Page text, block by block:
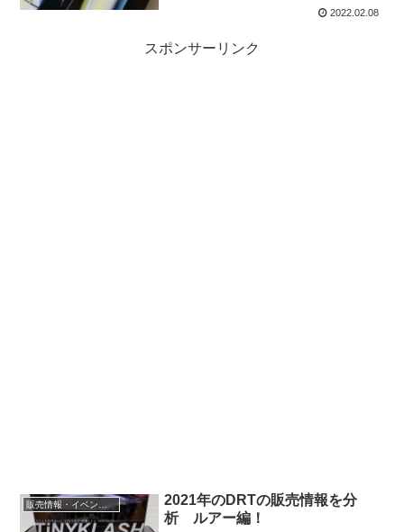
2022.02.08
スポンサーリンク
2021年のDRTの販売情報を分
析 ルアー編！